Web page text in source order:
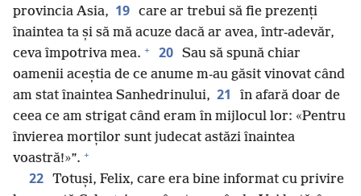
provincia Asia, 19 care ar trebui să fie prezenți
înaintea ta și să mă acuze dacă ar avea, într-adevăr,
ceva împotriva mea. + 20 Sau să spună chiar
oamenii aceștia de ce anume m-au găsit vinovat când
am stat înaintea Sanhedrinului, 21
în afară doar de
ceea ce am strigat când eram în mijlocul lor: «Pentru
învierea morților sunt judecat astăzi înaintea
voastră!»”. +
22 Totuși, Felix, care era bine informat cu privire